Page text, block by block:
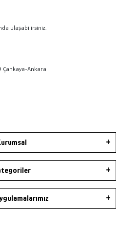
ulaşabilirsiniz.
Çankaya-Ankara